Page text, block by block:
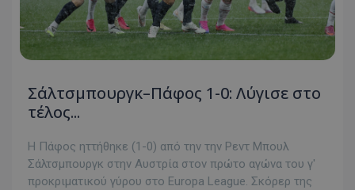
Σάλτσμπουργκ–Πάφος 1-0: Λύγισε στο
τέλος...
Η Πάφος ηττήθηκε (1-0) από την την Ρεντ Μπουλ
Σάλτσμπουργκ στην Αυστρία στον πρώτο αγώνα του γ'
προκριματικού γύρου στο Europa League. Σκόρερ της